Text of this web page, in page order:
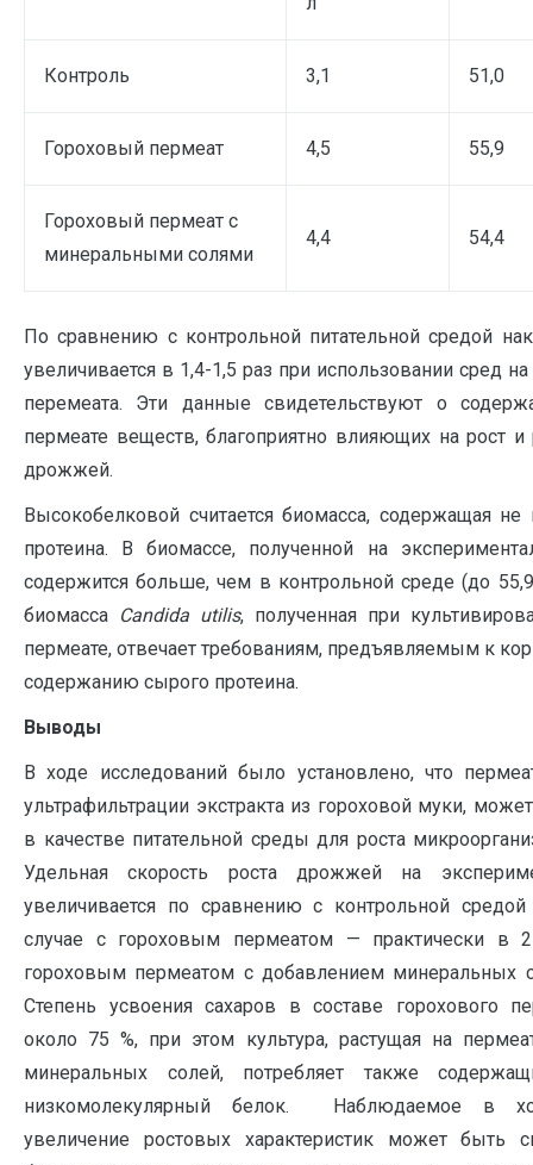
Контроль 3,1 51,0
Гороховый пермеат 4,5 55,9
Гороховый пермеат с
минеральными солями
4,4 54,4
По сравнению с контрольной питательной средой
увеличивается в 1,4-1,5 раз при использовании сред
перемеата. Эти данные свидетельствуют о
пермеате веществ, благоприятно влияющих на рост и
дрожжей.
Высокобелковой считается биомасса, содержащая
протеина. В биомассе, полученной на
содержится больше, чем в контрольной среде (до
биомасса Candida utilis, полученная при
пермеате, отвечает требованиям, предъявляемым к
содержанию сырого протеина.
Выводы
В ходе исследований было установлено, что
ультрафильтрации экстракта из гороховой муки,
в качестве питательной среды для роста
Удельная скорость роста дрожжей на
увеличивается по сравнению с контрольной
случае с гороховым пермеатом — практически в
гороховым пермеатом с добавлением минеральных
Степень усвоения сахаров в составе горохового
около 75 %, при этом культура, растущая на
минеральных солей, потребляет также
низкомолекулярный белок. Наблюдаемое в
увеличение ростовых характеристик может быть